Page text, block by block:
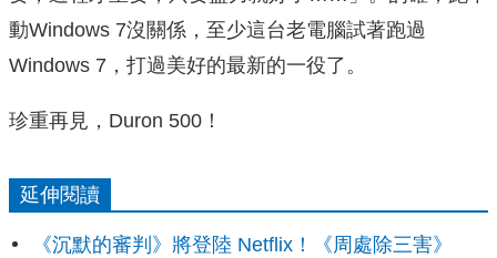
動Windows 7沒關係，至少這台老電腦試著跑過
Windows 7，打過美好的最新的一役了。
珍重再見，Duron 500！
延伸閱讀
《沉默的審判》將登陸 Netflix！《周處除三害》